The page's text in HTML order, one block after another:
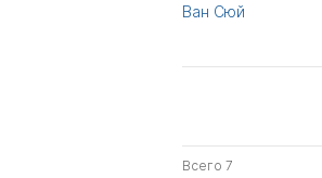
Ван Сюй
Всего 7